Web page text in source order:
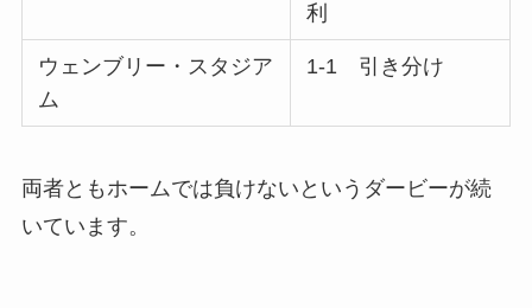
利
ウェンブリー・スタジア
ム
1-1 引き分け
両者ともホームでは負けないというダービーが続
いています。